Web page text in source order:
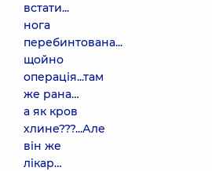
встати...
нога
перебинтована...
щойно
операція...там
же рана…
а як кров
хлине???...Але
він же
лікар…